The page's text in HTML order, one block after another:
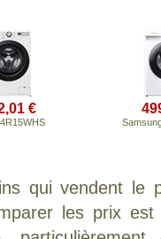
€
qui vendent le
les prix